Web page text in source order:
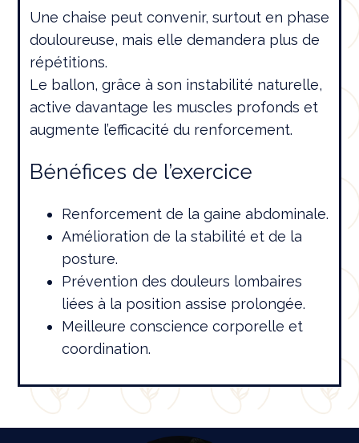
Une chaise peut convenir, surtout en phase
douloureuse, mais elle demandera plus de
répétitions.
Le ballon, grâce à son instabilité naturelle,
active davantage les muscles profonds et
augmente l’efficacité du renforcement.
Bénéfices de l’exercice
Renforcement de la gaine abdominale.
Amélioration de la stabilité et de la
posture.
Prévention des douleurs lombaires
liées à la position assise prolongée.
Meilleure conscience corporelle et
coordination.